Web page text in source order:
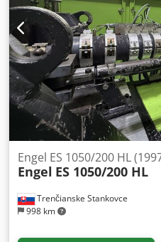
Trenčianske Stankovce
998 km
Engel ES 1050/200 HL
Engel ES 1050/200 HL